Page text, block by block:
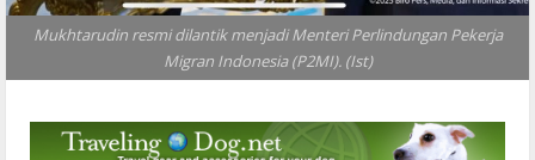
Mukhtarudin resmi dilantik menjadi Menteri Perlindungan Pekerja
Migran Indonesia (P2MI). (Ist)